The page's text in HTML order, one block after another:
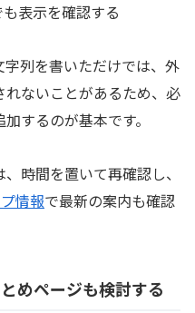
表示を確認する
列を書いただけでは、外
ないことがあるため、必
するのが基本です。
時間を置いて再確認し、
情報で最新の案内も確認
めページも検討する